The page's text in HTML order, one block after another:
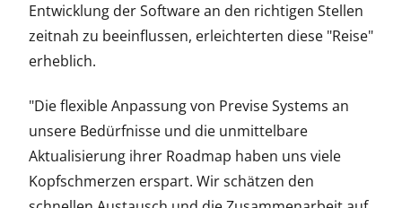
Entwicklung der Software an den richtigen Stellen
zeitnah zu beeinflussen, erleichterten diese "Reise"
erheblich.
"Die flexible Anpassung von Previse Systems an
unsere Bedürfnisse und die unmittelbare
Aktualisierung ihrer Roadmap haben uns viele
Kopfschmerzen erspart. Wir schätzen den